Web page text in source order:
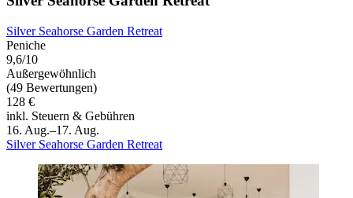
Silver Seahorse Garden Retreat
Peniche
9,6/10
Außergewöhnlich
(49 Bewertungen)
128 €
inkl. Steuern & Gebühren
16. Aug.–17. Aug.
Silver Seahorse Garden Retreat